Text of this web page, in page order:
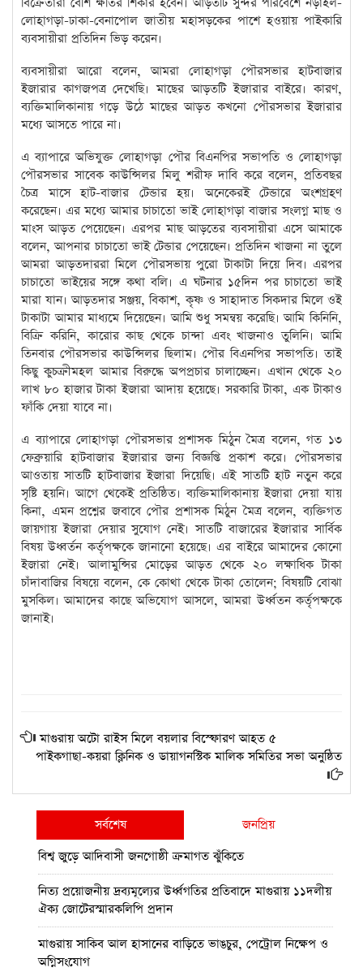
লোহাগড়া-ঢাকা-বেনাপোল জাতীয় মহাসড়কের পাশে হওয়ায় পাইকারি
ব্যবসায়ীরা প্রতিদিন ভিড় করেন।
ব্যবসায়ীরা আরো বলেন, আমরা লোহাগড়া পৌরসভার হাটবাজার
ইজারার কাগজপত্র দেখেছি। মাছের আড়তটি ইজারার বাইরে। কারণ,
ব্যক্তিমালিকানায় গড়ে উঠে মাছের আড়ত কখনো পৌরসভার ইজারার
মধ্যে আসতে পারে না।
এ ব্যাপারে অভিযুক্ত লোহাগড়া পৌর বিএনপির সভাপতি ও লোহাগড়া
পৌরসভার সাবেক কাউন্সিলর মিলু শরীফ দাবি করে বলেন, প্রতিবছর
চৈত্র মাসে হাট-বাজার টেন্ডার হয়। অনেকেরই টেন্ডারে অংশগ্রহণ
করেছেন। এর মধ্যে আমার চাচাতো ভাই লোহাগড়া বাজার সংলগ্ন মাছ ও
মাংস আড়ত পেয়েছেন। এরপর মাছ আড়তের ব্যবসায়ীরা এসে আমাকে
বলেন, আপনার চাচাতো ভাই টেন্ডার পেয়েছেন। প্রতিদিন খাজনা না তুলে
আমরা আড়তদাররা মিলে পৌরসভায় পুরো টাকাটা দিয়ে দিব। এরপর
চাচাতো ভাইয়ের সঙ্গে কথা বলি। এ ঘটনার ১৫দিন পর চাচাতো ভাই
মারা যান। আড়তদার সঞ্জয়, বিকাশ, কৃষ্ণ ও সাহাদাত সিকদার মিলে ওই
টাকাটা আমার মাধ্যমে দিয়েছেন। আমি শুধু সমন্বয় করেছি। আমি কিনিনি,
বিক্রি করিনি, কারোর কাছ থেকে চান্দা এবং খাজনাও তুলিনি। আমি
তিনবার পৌরসভার কাউন্সিলর ছিলাম। পৌর বিএনপির সভাপতি। তাই
কিছু কুচক্রীমহল আমার বিরুদ্ধে অপপ্রচার চালাচ্ছেন। এখান থেকে ২০
লাখ ৮০ হাজার টাকা ইজারা আদায় হয়েছে। সরকারি টাকা, এক টাকাও
ফাঁকি দেয়া যাবে না।
এ ব্যাপারে লোহাগড়া পৌরসভার প্রশাসক মিঠুন মৈত্র বলেন, গত ১৩
ফেব্রুয়ারি হাটবাজার ইজারার জন্য বিজ্ঞপ্তি প্রকাশ করে। পৌরসভার
আওতায় সাতটি হাটবাজার ইজারা দিয়েছি। এই সাতটি হাট নতুন করে
সৃষ্টি হয়নি। আগে থেকেই প্রতিষ্ঠিত। ব্যক্তিমালিকানায় ইজারা দেয়া যায়
কিনা, এমন প্রশ্নের জবাবে পৌর প্রশাসক মিঠুন মৈত্র বলেন, ব্যক্তিগত
জায়গায় ইজারা দেয়ার সুযোগ নেই। সাতটি বাজারের ইজারার সার্বিক
বিষয় উধ্বর্তন কর্তৃপক্ষকে জানানো হয়েছে। এর বাইরে আমাদের কোনো
ইজারা নেই। আলামুন্সির মোড়ের আড়ত থেকে ২০ লক্ষাধিক টাকা
চাঁদাবাজির বিষয়ে বলেন, কে কোথা থেকে টাকা তোলেন; বিষয়টি বোঝা
মুসকিল। আমাদের কাছে অভিযোগ আসলে, আমরা উর্ধ্বতন কর্তৃপক্ষকে
জানাই।
মাগুরায় অটো রাইস মিলে বয়লার বিস্ফোরণ আহত ৫
পাইকগাছা-কয়রা ক্লিনিক ও ডায়াগনস্টিক মালিক সমিতির সভা অনুষ্ঠিত
সর্বশেষ
জনপ্রিয়
বিশ্ব জুড়ে আদিবাসী জনগোষ্ঠী ক্রমাগত ঝুঁকিতে
নিত্য প্রয়োজনীয় দ্রব্যমূল্যের উর্ধ্বগতির প্রতিবাদে মাগুরায় ১১দলীয়
ঐক্য জোটেরস্মারকলিপি প্রদান
মাগুরায় সাকিব আল হাসানের বাড়িতে ভাঙচুর, পেট্রোল নিক্ষেপ ও
অগ্নিসংযোগ